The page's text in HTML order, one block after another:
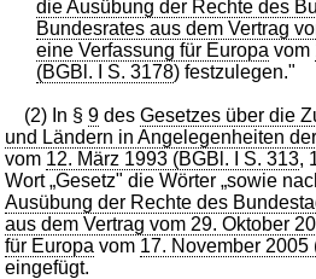
die Ausübung der Rechte des
Bundesrates aus dem Vertrag
eine Verfassung für Europa vom
(BGBl. I S. 3178) festzulegen."
(2) In §9 desGesetzes über die
und Ländern in Angelegenheiten
vom 12. März 1993 (BGBl. I S. 313,
Wort „Gesetz" die Wörter „sowie
Ausübung der Rechte des
aus dem Vertrag vom 29. Oktober
für Europa vom 17. November 2005
eingefügt.